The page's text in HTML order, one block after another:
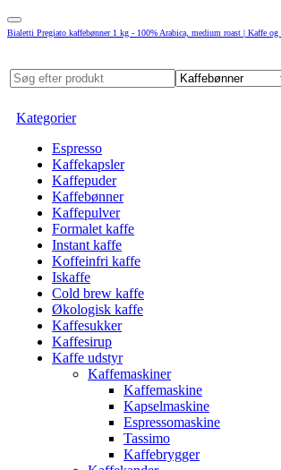
Bialetti Pregiato kaffebønner 1 kg - 100% Arabica, medium roast | Kaffe og
Kategorier
Espresso
Kaffekapsler
Kaffepuder
Kaffebønner
Kaffepulver
Formalet kaffe
Instant kaffe
Koffeinfri kaffe
Iskaffe
Cold brew kaffe
Økologisk kaffe
Kaffesukker
Kaffesirup
Kaffe udstyr
Kaffemaskiner
Kaffemaskine
Kapselmaskine
Espressomaskine
Tassimo
Kaffebrygger